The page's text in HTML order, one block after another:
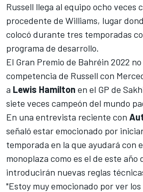
Russell llega al equipo ocho veces
procedente de Williams, lugar
colocó durante tres temporadas
programa de desarrollo.
El Gran Premio de Bahréin 2022
competencia de Russell con
a Lewis Hamilton en el GP de
siete veces campeón del mundo
En una entrevista reciente con
señaló estar emocionado por
temporada en la que ayudará con
monoplaza como es el de este año
introducirán nuevas reglas
"Estoy muy emocionado por ver